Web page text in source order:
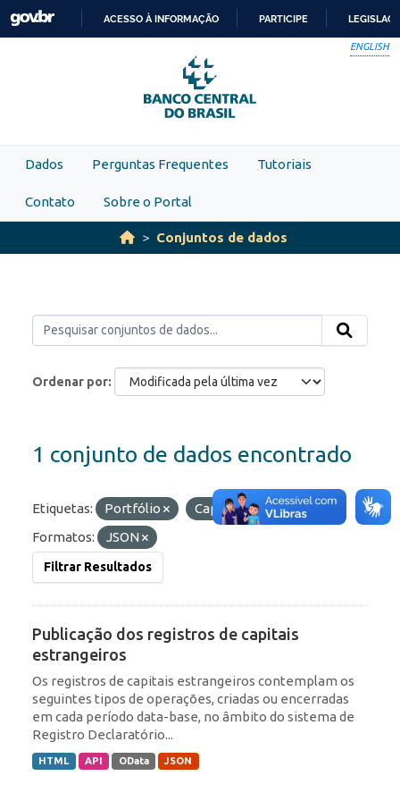
Skip to main content
PARA
O
CONTEÚDO
ACESSO À INFORMAÇÃO PARTICIPE
ENGLISH
Dados Perguntas Frequentes Tutoriais
Contato Sobre o Portal
Conjuntos de dados
Ordenar por
1 conjunto de dados encontrado
Etiquetas: Portfólio
Capitais Estrangeiros
Formatos:
JSON
Filtrar Resultados
Publicação dos registros de capitais
estrangeiros
Os registros de capitais estrangeiros contemplam os
seguintes tipos de operações, criadas ou encerradas
em cada período data-base, no âmbito do sistema de
Registro Declaratório...
HTML API OData JSON